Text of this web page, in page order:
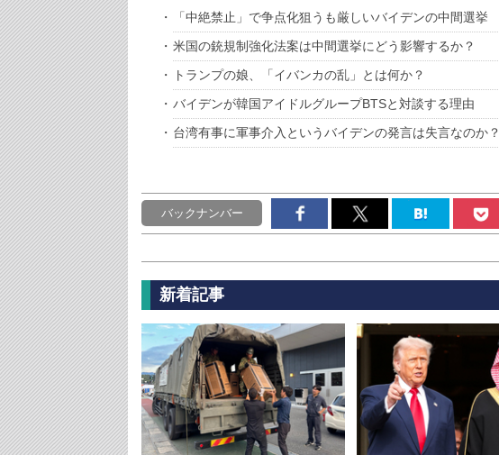
「中絶禁止」で争点化狙うも厳しいバイデンの中間選挙
米国の銃規制強化法案は中間選挙にどう影響するか？
トランプの娘、「イバンカの乱」とは何か？
バイデンが韓国アイドルグループBTSと対談する理由
台湾有事に軍事介入というバイデンの発言は失言なのか？
バックナンバー
新着記事